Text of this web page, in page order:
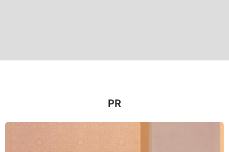
PR